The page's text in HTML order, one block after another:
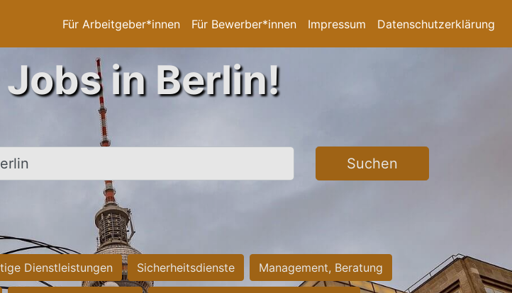
Für Arbeitgeber*innen Für Bewerber*innen Impressum Datenschutzerklärung
in Berlin!
Stadt Suchen
Dienstleistungen Sicherheitsdienste Management, Beratung